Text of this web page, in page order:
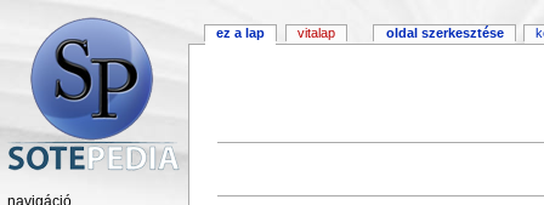
ez a lap vitalap oldal szerkesztése
navigáció